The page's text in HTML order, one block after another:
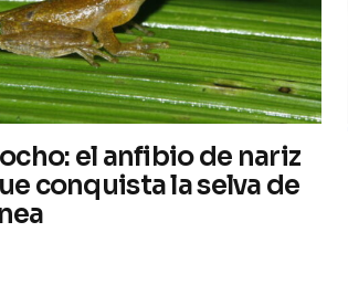
el anfibio de nariz
conquista la selva de